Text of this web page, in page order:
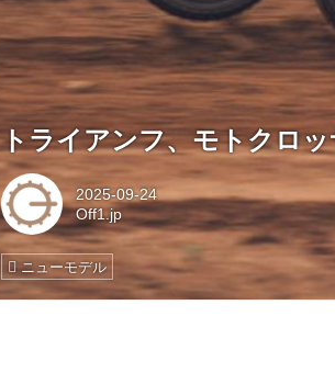
トライアンフ、モトクロ
2025-09-24
Off1.jp
ニューモデル